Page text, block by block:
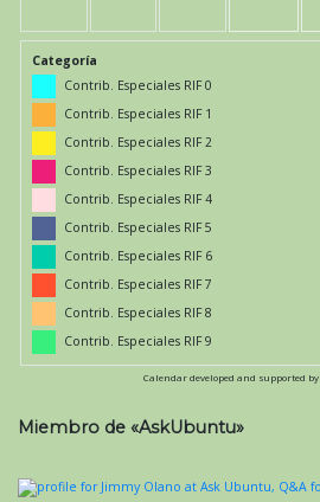
Categoría
Contrib. Especiales RIF 0
Contrib. Especiales RIF 1
Contrib. Especiales RIF 2
Contrib. Especiales RIF 3
Contrib. Especiales RIF 4
Contrib. Especiales RIF 5
Contrib. Especiales RIF 6
Contrib. Especiales RIF 7
Contrib. Especiales RIF 8
Contrib. Especiales RIF 9
Calendar developed and supported by
Miembro de «AskUbuntu»